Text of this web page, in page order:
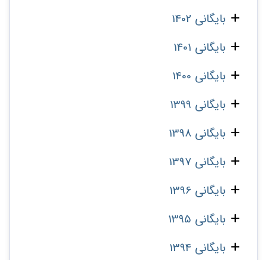
بایگانی 1402
بایگانی 1401
بایگانی 1400
بایگانی 1399
بایگانی 1398
بایگانی 1397
بایگانی 1396
بایگانی 1395
بایگانی 1394